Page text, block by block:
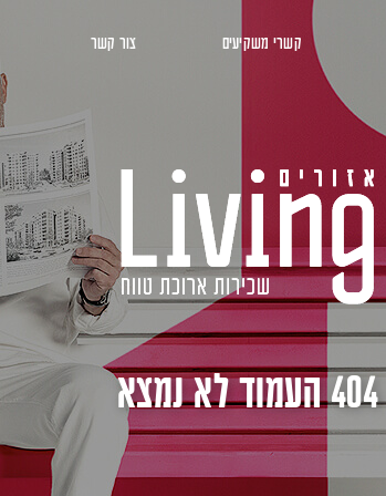
קשרי משקיעים צור קשר
404 העמוד לא נמצא